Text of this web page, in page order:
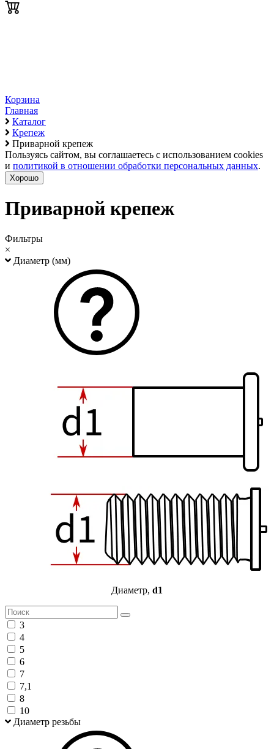
Корзина
Главная
Каталог
Крепеж
Приварной крепеж
Пользуясь сайтом, вы соглашаетесь с использованием cookies
и политикой в отношении обработки персональных данных.
Хорошо
Приварной крепеж
Фильтры
×
Диаметр (мм)
Диаметр, d1
3
4
5
6
7
7,1
8
10
Диаметр резьбы